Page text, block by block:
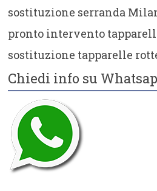
sostituzione serranda
pronto intervento
sostituzione tapparelle
Chiedi info su